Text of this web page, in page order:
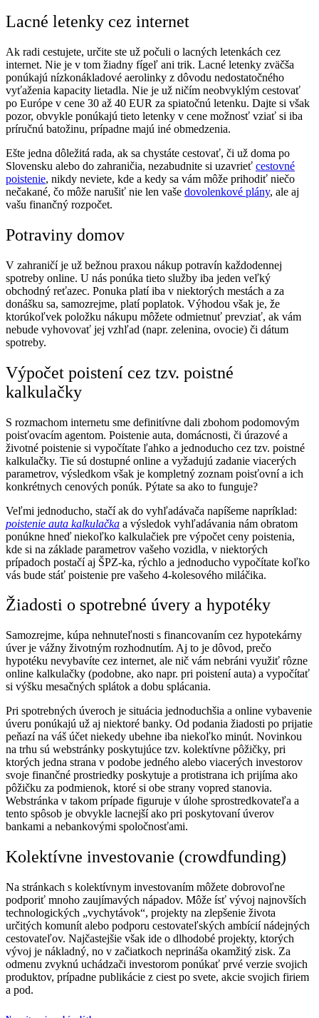
Lacné letenky cez internet
Ak radi cestujete, určite ste už počuli o lacných letenkách cez
internet. Nie je v tom žiadny fígeľ ani trik. Lacné letenky zväčša
ponúkajú nízkonákladové aerolinky z dôvodu nedostatočného
vyťaženia kapacity lietadla. Nie je už ničím neobvyklým cestovať
po Európe v cene 30 až 40 EUR za spiatočnú letenku. Dajte si však
pozor, obvykle ponúkajú tieto letenky v cene možnosť vziať si iba
príručnú batožinu, prípadne majú iné obmedzenia.
Ešte jedna dôležitá rada, ak sa chystáte cestovať, či už doma po
Slovensku alebo do zahraničia, nezabudnite si uzavrieť cestovné
poistenie, nikdy neviete, kde a kedy sa vám môže prihodiť niečo
nečakané, čo môže narušiť nie len vaše dovolenkové plány, ale aj
vašu finančný rozpočet.
Potraviny domov
V zahraničí je už bežnou praxou nákup potravín každodennej
spotreby online. U nás ponúka tieto služby iba jeden veľký
obchodný reťazec. Ponuka platí iba v niektorých mestách a za
donášku sa, samozrejme, platí poplatok. Výhodou však je, že
ktorúkoľvek položku nákupu môžete odmietnuť prevziať, ak vám
nebude vyhovovať jej vzhľad (napr. zelenina, ovocie) či dátum
spotreby.
Výpočet poistení cez tzv. poistné
kalkulačky
S rozmachom internetu sme definitívne dali zbohom podomovým
poisťovacím agentom. Poistenie auta, domácnosti, či úrazové a
životné poistenie si vypočítate ľahko a jednoducho cez tzv. poistné
kalkulačky. Tie sú dostupné online a vyžadujú zadanie viacerých
parametrov, výsledkom však je kompletný zoznam poisťovní a ich
konkrétnych cenových ponúk. Pýtate sa ako to funguje?
Veľmi jednoducho, stačí ak do vyhľadávača napíšeme napríklad:
poistenie auta kalkulačka a výsledok vyhľadávania nám obratom
ponúkne hneď niekoľko kalkulačiek pre výpočet ceny poistenia,
kde si na základe parametrov vašeho vozidla, v niektorých
prípadoch postačí aj ŠPZ-ka, rýchlo a jednoducho vypočítate koľko
vás bude stáť poistenie pre vašeho 4-kolesového miláčika.
Žiadosti o spotrebné úvery a hypotéky
Samozrejme, kúpa nehnuteľnosti s financovaním cez hypotekárny
úver je vážny životným rozhodnutím. Aj to je dôvod, prečo
hypotéku nevybavíte cez internet, ale nič vám nebráni využiť rôzne
online kalkulačky (podobne, ako napr. pri poistení auta) a vypočítať
si výšku mesačných splátok a dobu splácania.
Pri spotrebných úveroch je situácia jednoduchšia a online vybavenie
úveru ponúkajú už aj niektoré banky. Od podania žiadosti po prijatie
peňazí na váš účet niekedy ubehne iba niekoľko minút. Novinkou
na trhu sú webstránky poskytujúce tzv. kolektívne pôžičky, pri
ktorých jedna strana v podobe jedného alebo viacerých investorov
svoje finančné prostriedky poskytuje a protistrana ich prijíma ako
pôžičku za podmienok, ktoré si obe strany vopred stanovia.
Webstránka v takom prípade figuruje v úlohe sprostredkovateľa a
tento spôsob je obvykle lacnejší ako pri poskytovaní úverov
bankami a nebankovými spoločnosťami.
Kolektívne investovanie (crowdfunding)
Na stránkach s kolektívnym investovaním môžete dobrovoľne
podporiť mnoho zaujímavých nápadov. Môže ísť vývoj najnovších
technologických „vychytávok“, projekty na zlepšenie života
určitých komunít alebo podporu cestovateľských ambícií nádejných
cestovateľov. Najčastejšie však ide o dlhodobé projekty, ktorých
vývoj je nákladný, no v začiatkoch neprináša okamžitý zisk. Za
odmenu zvyknú uchádzači investorom ponúkať prvé verzie svojich
produktov, prípadne publikácie z ciest po svete, akcie svojich firiem
a pod.